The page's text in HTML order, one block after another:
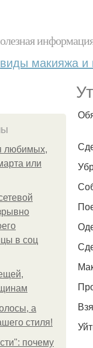
виды макияжа и
любимых,
или
в соц
а
стиля!
почему